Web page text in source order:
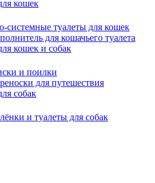
кошек
системные туалеты для кошек
для кошачьего туалета
кошек и собак
и поилки
для путешествия
собак
и туалеты для собак